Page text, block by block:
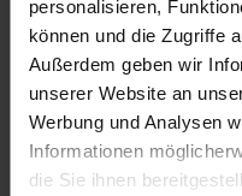
personalisieren,
können und die Zugriffe
Außerdem geben wir
unserer Website an
Werbung und Analysen
Informationen
die Sie ihnen
Angebotsanalysen
Unternehmen
Infrastruktur
unabhängige,
Modelle sorgen dafür,
Ziel ist, sondern im